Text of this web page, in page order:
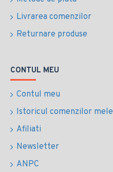
Livrarea comenzilor
Returnare produse
CONTUL MEU
Contul meu
Istoricul comenzilor mele
Afiliati
Newsletter
ANPC